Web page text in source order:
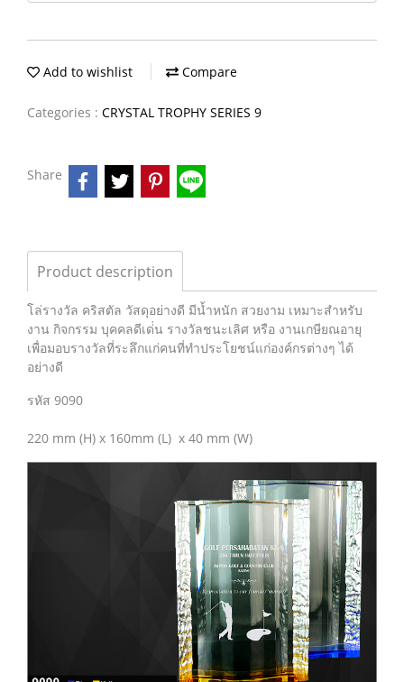
Add to wishlist Compare
Categories : CRYSTAL TROPHY SERIES 9
Share
Product description
โล่รางวัล คริสตัล วัสดุอย่างดี มีน้ำหนัก สวยงาม เหมาะสำหรับ
งาน กิจกรรม บุคคลดีเด่่น รางวัลชนะเลิศ หรือ งานเกษียณอายุ
เพื่อมอบรางวัลที่ระลึกแก่คนที่ทำประโยชน์แก่องค์กรต่างๆ ได้
อย่างดี
รหัส 9090
220 mm (H) x 160mm (L) x 40 mm (W)